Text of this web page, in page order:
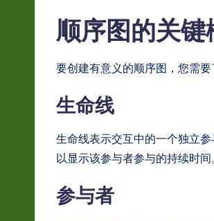
in
A
&
顺序图的关键
要创建有意义的顺序图，您需要
生命线
生命线表示交互中的一个独立
以显示该参与者参与的持续时间
参与者